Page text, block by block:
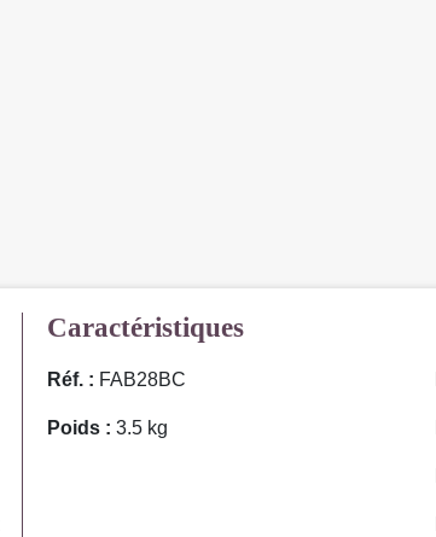
Caractéristiques
Réf. : FAB28BC
Poids : 3.5 kg